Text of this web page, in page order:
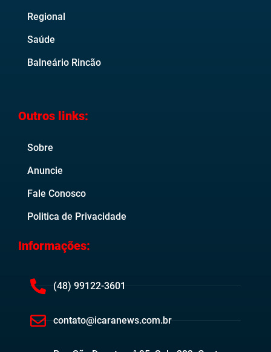
Regional
Saúde
Balneário Rincão
Outros links:
Sobre
Anuncie
Fale Conosco
Politica de Privacidade
Informações:
(48) 99122-3601
contato@icaranews.com.br